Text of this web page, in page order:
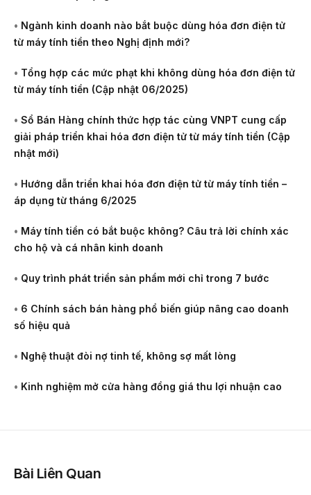
• Ngành kinh doanh nào bắt buộc dùng hóa đơn điện tử
từ máy tính tiền theo Nghị định mới?
• Tổng hợp các mức phạt khi không dùng hóa đơn điện tử
từ máy tính tiền (Cập nhật 06/2025)
• Sổ Bán Hàng chính thức hợp tác cùng VNPT cung cấp
giải pháp triển khai hóa đơn điện tử từ máy tính tiền (Cập
nhật mới)
• Hướng dẫn triển khai hóa đơn điện tử từ máy tính tiền –
áp dụng từ tháng 6/2025
• Máy tính tiền có bắt buộc không? Câu trả lời chính xác
cho hộ và cá nhân kinh doanh
• Quy trình phát triển sản phẩm mới chỉ trong 7 bước
• 6 Chính sách bán hàng phổ biến giúp nâng cao doanh
số hiệu quả
• Nghệ thuật đòi nợ tinh tế, không sợ mất lòng
• Kinh nghiệm mở cửa hàng đồng giá thu lợi nhuận cao
Bài Liên Quan